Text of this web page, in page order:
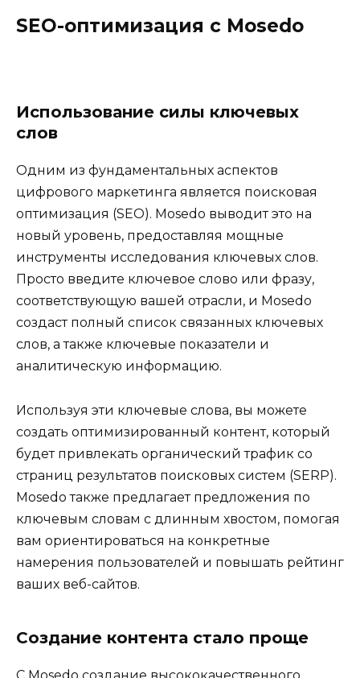
SEO-оптимизация с Mosedo
Использование силы ключевых
слов
Одним из фундаментальных аспектов
цифрового маркетинга является поисковая
оптимизация (SEO). Mosedo выводит это на
новый уровень, предоставляя мощные
инструменты исследования ключевых слов.
Просто введите ключевое слово или фразу,
соответствующую вашей отрасли, и Mosedo
создаст полный список связанных ключевых
слов, а также ключевые показатели и
аналитическую информацию.
Используя эти ключевые слова, вы можете
создать оптимизированный контент, который
будет привлекать органический трафик со
страниц результатов поисковых систем (SERP).
Mosedo также предлагает предложения по
ключевым словам с длинным хвостом, помогая
вам ориентироваться на конкретные
намерения пользователей и повышать рейтинг
ваших веб-сайтов.
Создание контента стало проще
С Mosedo создание высококачественного